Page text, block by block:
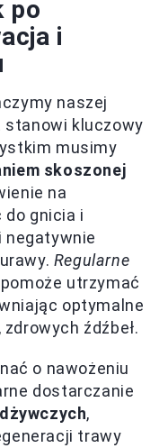
po
i
naszej
stanowi kluczowy
musimy
skoszonej
na
do gnicia i
negatywnie
Regularne
utrzymać
optymalne
źdźbeł.
o nawożeniu
dostarczanie
,
trawy